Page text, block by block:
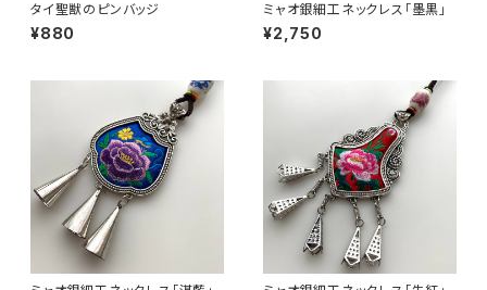
タイ聖獣のピンバッジ
¥880
ミャオ銀細工ネックレス「墨黒」
¥2,750